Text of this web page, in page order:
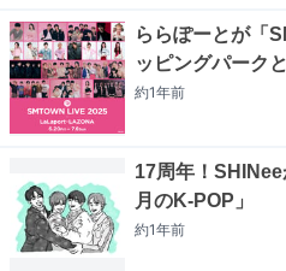
ららぽーとが「
ッピングパーク
約1年前
17周年！
月のK-POP」
約1年前